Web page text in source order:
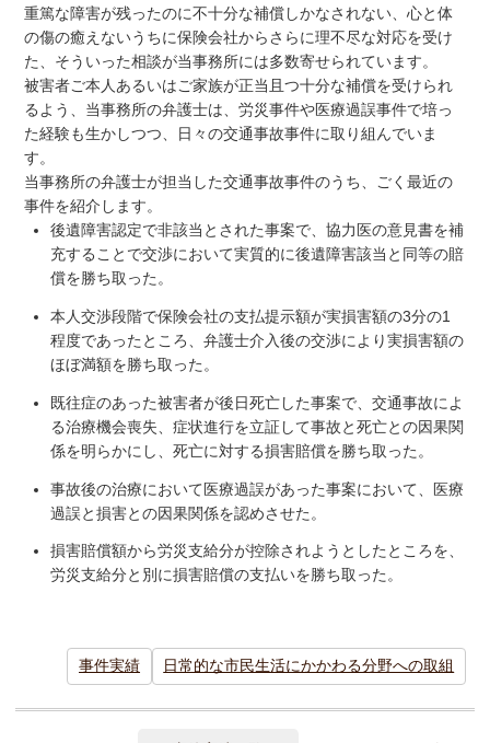
重篤な障害が残ったのに不十分な補償しかなされない、心と体
の傷の癒えないうちに保険会社からさらに理不尽な対応を受け
た、そういった相談が当事務所には多数寄せられています。
被害者ご本人あるいはご家族が正当且つ十分な補償を受けられ
るよう、当事務所の弁護士は、労災事件や医療過誤事件で培っ
た経験も生かしつつ、日々の交通事故事件に取り組んでいま
す。
当事務所の弁護士が担当した交通事故事件のうち、ごく最近の
事件を紹介します。
後遺障害認定で非該当とされた事案で、協力医の意見書を補
充することで交渉において実質的に後遺障害該当と同等の賠
償を勝ち取った。
本人交渉段階で保険会社の支払提示額が実損害額の3分の1
程度であったところ、弁護士介入後の交渉により実損害額の
ほぼ満額を勝ち取った。
既往症のあった被害者が後日死亡した事案で、交通事故によ
る治療機会喪失、症状進行を立証して事故と死亡との因果関
係を明らかにし、死亡に対する損害賠償を勝ち取った。
事故後の治療において医療過誤があった事案において、医療
過誤と損害との因果関係を認めさせた。
損害賠償額から労災支給分が控除されようとしたところを、
労災支給分と別に損害賠償の支払いを勝ち取った。
事件実績 日常的な市民生活にかかわる分野への取組